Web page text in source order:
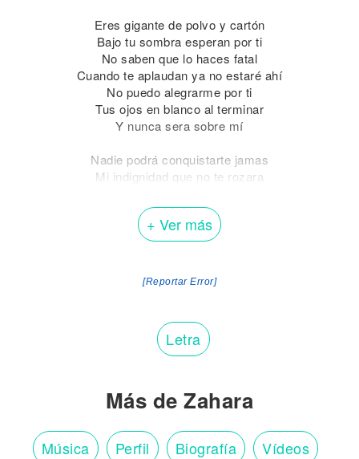
Eres gigante de polvo y cartón
Bajo tu sombra esperan por ti
No saben que lo haces fatal
Cuando te aplaudan ya no estaré ahí
No puedo alegrarme por ti
Tus ojos en blanco al terminar
Y nunca sera sobre mí
Nadie podrá conquistarte jamas
Mi indignidad que no te rozara
Te dormirás solo en tu absurdo redil
No puedo ayudarme de ti
No voy a ser yo quien grabe tu adiós
+ Ver más
[Reportar Error]
Letra
Más de Zahara
Música Perfil Biografía Vídeos